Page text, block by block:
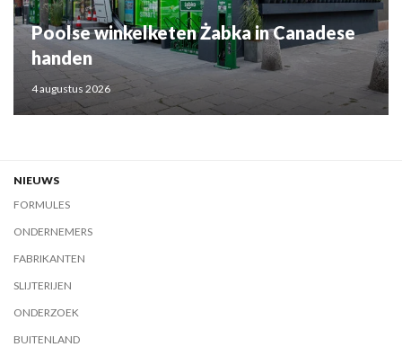
Poolse winkelketen Żabka in Canadese
handen
4 augustus 2026
NIEUWS
FORMULES
ONDERNEMERS
FABRIKANTEN
SLIJTERIJEN
ONDERZOEK
BUITENLAND